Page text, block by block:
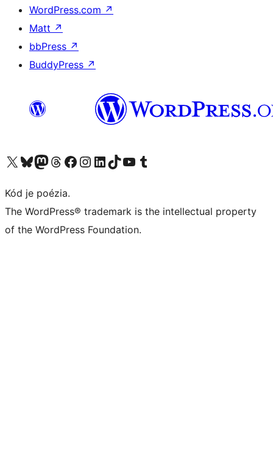
WordPress.com ↗
Matt ↗
bbPress ↗
BuddyPress ↗
Navštívte náš účet na X (predtým Twitter)
Navštívte náš účet na platforme Bluesky
Navštívte náš účet na Mastodone
Navštívte náš účet na platforme Threads
Navštívte našu stránku na Facebooku
Navštívte náš účet Instagram
Navštívte náš účet LinkedIn
Navštívte náš účet na platforme TikTok
Navštívte náš kanál YouTube
Navštívte náš účet na platforme Tumblr
Kód je poézia.
The WordPress® trademark is the intellectual property
of the WordPress Foundation.